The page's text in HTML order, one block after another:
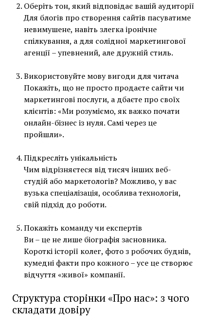
Оберіть тон, який відповідає вашій аудиторії
Для блогів про створення сайтів пасуватиме
невимушене, навіть злегка іронічне
спілкування, а для солідної маркетингової
агенції – упевнений, але дружній стиль.
Використовуйте мову вигоди для читача
Покажіть, що не просто продаєте сайти чи
маркетингові послуги, а дбаєте про своїх
клієнтів: «Ми розуміємо, як важко почати
онлайн-бізнес із нуля. Самі через це
пройшли».
Підкресліть унікальність
Чим відрізняєтеся від тисяч інших веб-
студій або маркетологів? Можливо, у вас
вузька спеціалізація, особлива технологія,
свій підхід до роботи.
Покажіть команду чи експертів
Ви – це не лише біографія засновника.
Короткі історії колег, фото з робочих буднів,
кумедні факти про кожного – усе це створює
відчуття «живої» компанії.
Структура сторінки «Про нас»: з чого
складати довіру